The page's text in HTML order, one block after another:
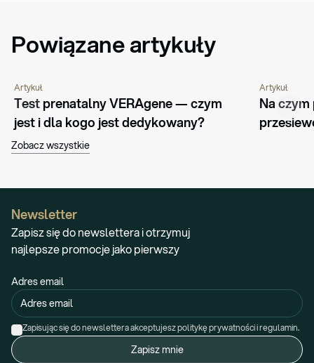
Powiązane artykuły
CIĄŻA I MACIERZYŃSTWO
Artykuł
Test prenatalny VERAgene — czym
jest i dla kogo jest dedykowany?
Artykuł
Na
Zobacz wszystkie
Newsletter
Zapisz się do newslettera i otrzymuj
najlepsze promocje jako pierwszy
Adres email
Zapisując się do newslettera akceptujesz politykę prywatności i regulamin.
Zapisz mnie